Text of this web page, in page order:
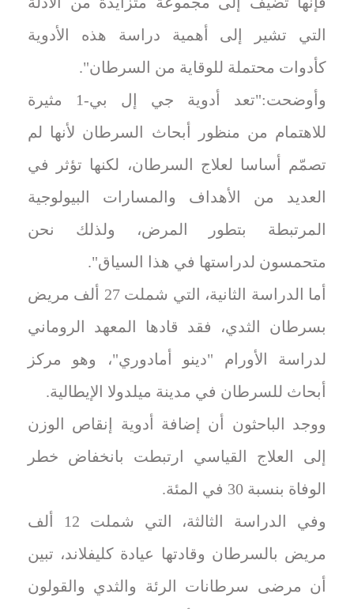
التي تشير إلى أهمية دراسة هذه الأدوية
كأدوات محتملة للوقاية من السرطان".
وأوضحت:"تعد أدوية جي إل بي-1 مثيرة
للاهتمام من منظور أبحاث السرطان لأنها لم
تصمّم أساسا لعلاج السرطان، لكنها تؤثر في
العديد من الأهداف والمسارات البيولوجية
المرتبطة بتطور المرض، ولذلك نحن
متحمسون لدراستها في هذا السياق".
أما الدراسة الثانية، التي شملت 27 ألف مريض
بسرطان الثدي، فقد قادها المعهد الروماني
لدراسة الأورام "دينو أمادوري"، وهو مركز
أبحاث للسرطان في مدينة ميلدولا الإيطالية.
ووجد الباحثون أن إضافة أدوية إنقاص الوزن
إلى العلاج القياسي ارتبطت بانخفاض خطر
الوفاة بنسبة 30 في المئة.
وفي الدراسة الثالثة، التي شملت 12 ألف
مريض بالسرطان وقادتها عيادة كليفلاند، تبين
أن مرضى سرطانات الرئة والثدي والقولون